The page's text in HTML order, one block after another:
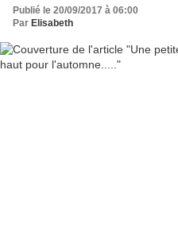
Publié le 20/09/2017 à 06:00
Par Elisabeth